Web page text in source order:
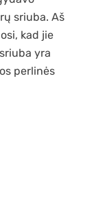
sriuba. Aš
kad jie
yra
perlinės